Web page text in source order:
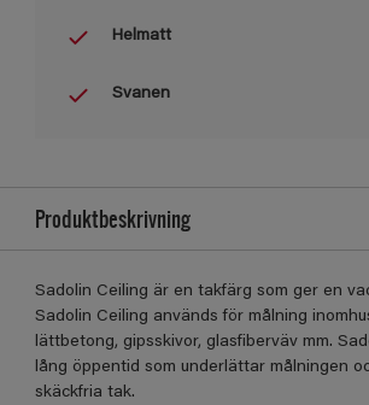
Helmatt
Svanen
Produktbeskrivning
Sadolin Ceiling är en takfärg som ger en
Sadolin Ceiling används för målning
lättbetong, gipsskivor, glasfiberväv mm.
lång öppentid som underlättar målningen
skäckfria tak.